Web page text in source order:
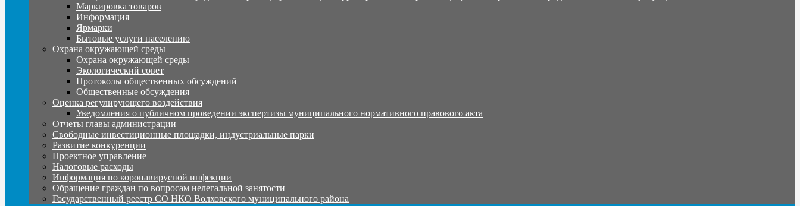
Маркировка товаров
Информация
Ярмарки
Бытовые услуги населению
Охрана окружающей среды
Охрана окружающей среды
Экологический совет
Протоколы общественных обсуждений
Общественные обсуждения
Оценка регулирующего воздействия
Уведомления о публичном проведении экспертизы муниципального нормативного правового акта
Отчеты главы администрации
Свободные инвестиционные площадки, индустриальные парки
Развитие конкуренции
Проектное управление
Налоговые расходы
Информация по коронавирусной инфекции
Обращение граждан по вопросам нелегальной занятости
Государственный реестр СО НКО Волховского муниципального района